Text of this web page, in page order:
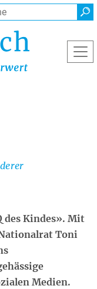
des Kindes». Mit
Toni
Medien.